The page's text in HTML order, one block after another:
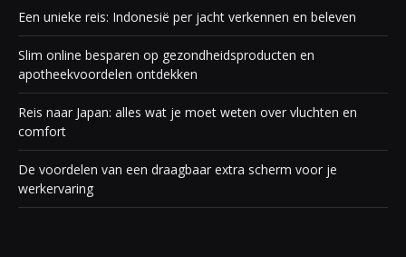
Een unieke reis: Indonesië per jacht verkennen en beleven
Slim online besparen op gezondheidsproducten en
apotheekvoordelen ontdekken
Reis naar Japan: alles wat je moet weten over vluchten en
comfort
De voordelen van een draagbaar extra scherm voor je
werkervaring